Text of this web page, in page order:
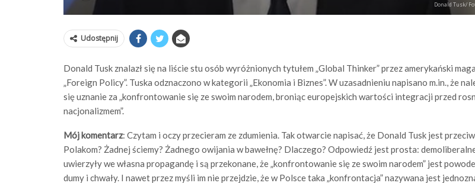
Donald Tusk/
Udostępnij
Donald Tusk znalazł się na liście stu osób wyróżnionych tytułem „Global Thinker” przez amerykański
„Foreign Policy”. Tuska odznaczono w kategorii „Ekonomia i Biznes”. W uzasadnieniu napisano m.in., że
się uznanie za „konfrontowanie się ze swoim narodem, broniąc europejskich wartości integracji przed
nacjonalizmem”.
Mój komentarz: Czytam i oczy przecieram ze zdumienia. Tak otwarcie napisać, że Donald Tusk jest przeciw
Polakom? Żadnej ściemy? Żadnego owijania w bawełnę? Dlaczego? Odpowiedź jest prosta:
uwierzyły we własna propagandę i są przekonane, że „konfrontowanie się ze swoim narodem” jest
dumy i chwały. I nawet przez myśli im nie przejdzie, że w Polsce taka „konfrontacja” nazywana jest